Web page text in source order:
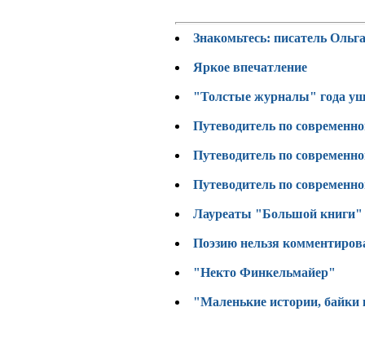
Знакомьтесь: писатель
Яркое впечатление
"Толстые журналы" года
Путеводитель по
Путеводитель по
Путеводитель по
Лауреаты "Большой книги"
Поэзию нельзя
"Некто Финкельмайер"
"Маленькие истории, байки